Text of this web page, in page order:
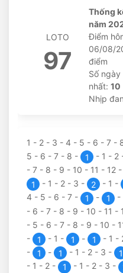
LOTO
97
Thống
năm
Điểm
06/08/
điểm
Số
nhất: 10
Nhịp
1 - 2 - 3 - 4 - 5 - 6 - 7 -
5 - 6 - 7 - 8 - 1 - 1 - 2
- 7 - 8 - 9 - 10 - 11 - 12 -
1
- 1 - 2 - 3 - 2 - 1 -
4 - 5 - 6 - 7 - 1 - 1 -
- 6 - 7 - 8 - 9 - 10 - 11 -
- 5 - 6 - 7 - 8 - 9 - 10 -
-
1 - 1 - 1 - 1 - 1 -
-
1 - 1 - 1 - 2 - 3 - 1
- 1 - 2 - 1 - 1 - 2 - 3 -